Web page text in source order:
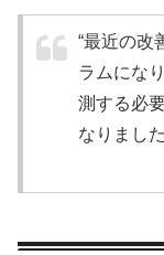
“最近の改
ラムにな
測する必
なりまし